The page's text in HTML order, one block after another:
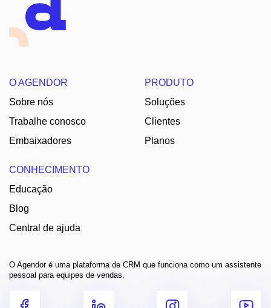
O AGENDOR
Sobre nós
Trabalhe conosco
Embaixadores
PRODUTO
Soluções
Clientes
Planos
CONHECIMENTO
Educação
Blog
Central de ajuda
O Agendor é uma plataforma de CRM que funciona como um assistente
pessoal para equipes de vendas.